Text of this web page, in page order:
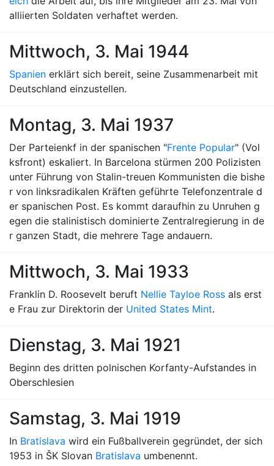
alliierten Soldaten verhaftet werden.
Mittwoch, 3. Mai 1944
Spanien erklärt sich bereit, seine Zusammenarbeit mit
Deutschland einzustellen.
Montag, 3. Mai 1937
Der Parteienkf in der spanischen "Frente Popular" (Vol
ksfront) eskaliert. In Barcelona stürmen 200 Polizisten
unter Führung von Stalin-treuen Kommunisten die bishe
r von linksradikalen Kräften geführte Telefonzentrale d
er spanischen Post. Es kommt daraufhin zu Unruhen g
egen die stalinistisch dominierte Zentralregierung in de
r ganzen Stadt, die mehrere Tage andauern.
Mittwoch, 3. Mai 1933
Franklin D. Roosevelt beruft Nellie Tayloe Ross als erst
e Frau zur Direktorin der United States Mint.
Dienstag, 3. Mai 1921
Beginn des dritten polnischen Korfanty-Aufstandes in
Oberschlesien
Samstag, 3. Mai 1919
In Bratislava wird ein Fußballverein gegründet, der sich
1953 in ŠK Slovan Bratislava umbenennt.